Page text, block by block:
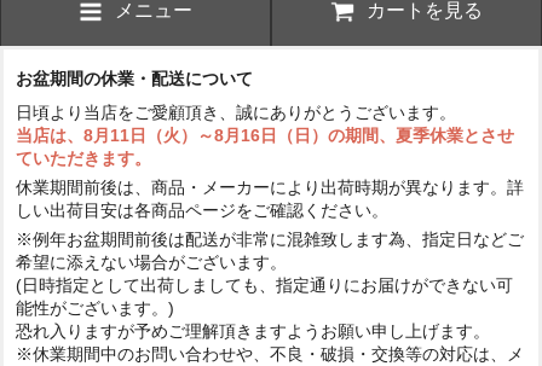
メニュー カートを見る
お盆期間の休業・配送について
日頃より当店をご愛顧頂き、誠にありがとうございます。
当店は、8月11日（火）～8月16日（日）の期間、夏季休業とさせ
ていただきます。
休業期間前後は、商品・メーカーにより出荷時期が異なります。詳
しい出荷目安は各商品ページをご確認ください。
※例年お盆期間前後は配送が非常に混雑致します為、指定日などご
希望に添えない場合がございます。
(日時指定として出荷しましても、指定通りにお届けができない可
能性がございます。)
恐れ入りますが予めご理解頂きますようお願い申し上げます。
※休業期間中のお問い合わせや、不良・破損・交換等の対応は、メ